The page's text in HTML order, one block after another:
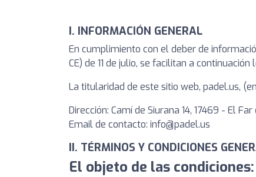
I. INFORMACIÓN GENERAL
En cumplimiento con el deber de
CE) de 11 de julio, se facilitan a
La titularidad de este sitio web, padel.us,
Dirección: Camí de Siurana 14, 17469 - El
Email de contacto: info@padel.us
II. TÉRMINOS Y CONDICIONES
El objeto de las